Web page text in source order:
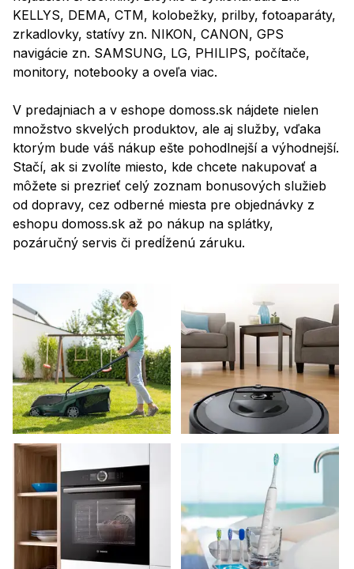
KELLYS, DEMA, CTM, kolobežky, prilby, fotoaparáty,
zrkadlovky, statívy zn. NIKON, CANON, GPS
navigácie zn. SAMSUNG, LG, PHILIPS, počítače,
monitory, notebooky a oveľa viac.
V predajniach a v eshope domoss.sk nájdete nielen
množstvo skvelých produktov, ale aj služby, vďaka
ktorým bude váš nákup ešte pohodlnejší a výhodnejší.
Stačí, ak si zvolíte miesto, kde chcete nakupovať a
môžete si prezrieť celý zoznam bonusových služieb
od dopravy, cez odberné miesta pre objednávky z
eshopu domoss.sk až po nákup na splátky,
pozáručný servis či predĺženú záruku.